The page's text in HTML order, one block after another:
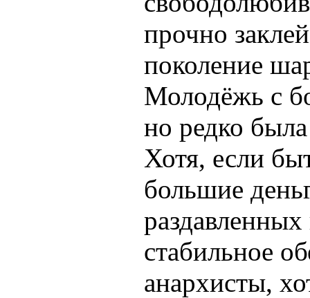
прочно
поколение
Молодёжь с
но редко
Хотя, если
большие
стабильное
анархисты,